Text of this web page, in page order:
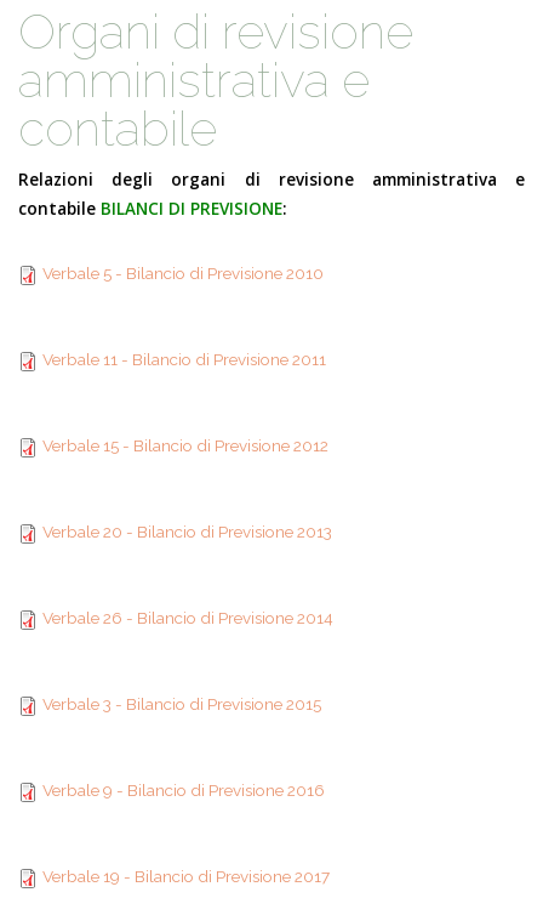
Organi di revisione
amministrativa e
contabile
Relazioni degli organi di revisione amministrativa e
contabile BILANCI DI PREVISIONE:
Verbale 5 - Bilancio di
Verbale 5 - Bilancio di Previsione 2010
Verbale 11 - Bilancio di
Verbale 11 - Bilancio di Previsione 2011
Verbale 15 - Bilancio di
Verbale 15 - Bilancio di Previsione 2012
Verbale 20 - Bilancio di
Verbale 20 - Bilancio di Previsione 2013
Verbale 26 - Bilancio di
Verbale 26 - Bilancio di Previsione 2014
Verbale 3 - Bilancio di
Verbale 3 - Bilancio di Previsione 2015
Verbale 9 - Bilancio di
Verbale 9 - Bilancio di Previsione 2016
Verbale 19 - Bilancio di
Verbale 19 - Bilancio di Previsione 2017